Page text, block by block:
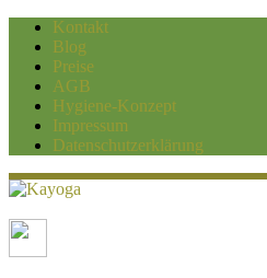
Kontakt
Blog
Preise
AGB
Hygiene-Konzept
Impressum
Datenschutzerklärung
Kayoga
Yoga und Personaltraining Duisburg